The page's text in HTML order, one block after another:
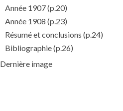
Année 1907(p.20)
Année 1908 (p.23)
Résumé et conclusions (p.24)
Bibliographie(p.26)
Dernière image